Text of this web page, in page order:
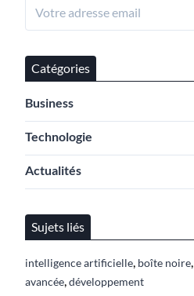
Catégories
Business
Technologie
Actualités
Sujets liés
intelligence artificielle, boîte noire,
avancée,développement